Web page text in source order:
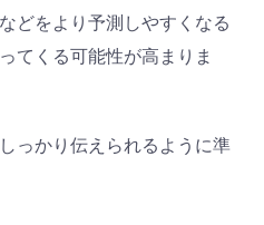
どをより予測しやすくなる
てくる可能性が高まりま
っかり伝えられるように準